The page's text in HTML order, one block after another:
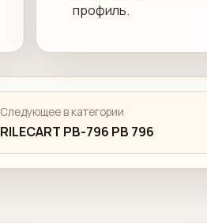
профиль.
Следующее в категории
RILECART PB-796 PB 796